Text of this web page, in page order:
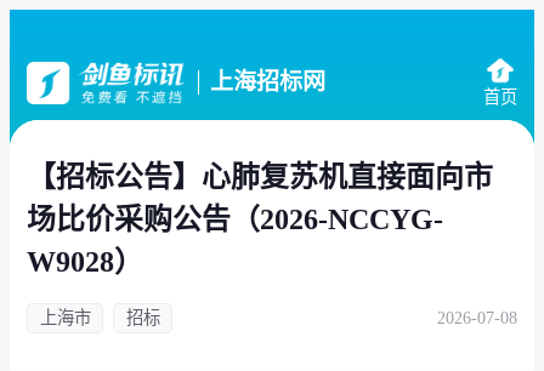
上海招标网
首页
【招标公告】心肺复苏机直接面向市
场比价采购公告（2026-NCCYG-
W9028）
上海市 招标 2026-07-08